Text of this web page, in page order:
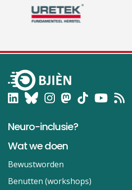
Neuro-inclusie?
Wat we doen
Bewustworden
Benutten (workshops)